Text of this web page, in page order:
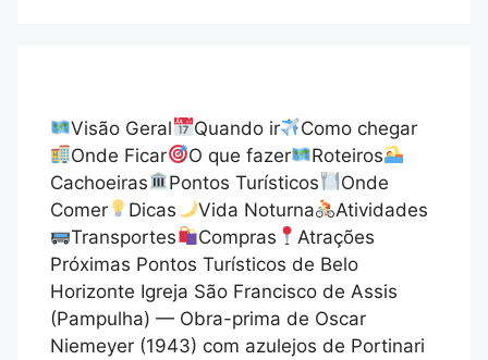
Visão Geral Quando ir
Como chegar
Onde Ficar
O que fazer
Roteiros
Cachoeiras
Pontos Turísticos
Onde
Comer
Dicas Vida Noturna
Atividades
Transportes
Compras
Atrações
Próximas Pontos Turísticos de Belo
Horizonte Igreja São Francisco de Assis
(Pampulha) — Obra-prima de Oscar
Niemeyer (1943) com azulejos de Portinari